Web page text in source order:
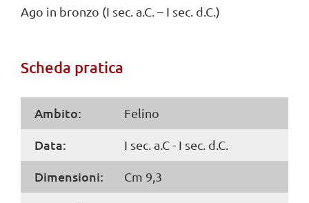
Ago in bronzo (I sec. a.C. – I sec. d.C.)
Scheda pratica
Ambito: Felino
Data: I sec. a.C - I sec. d.C.
Dimensioni: Cm 9,3